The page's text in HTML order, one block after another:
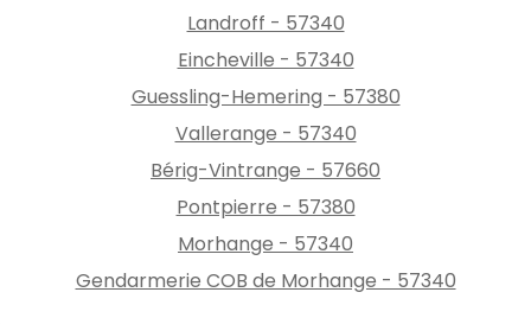
Landroff - 57340
Eincheville - 57340
Guessling-Hemering - 57380
Vallerange - 57340
Bérig-Vintrange - 57660
Pontpierre - 57380
Morhange - 57340
Gendarmerie COB de Morhange - 57340